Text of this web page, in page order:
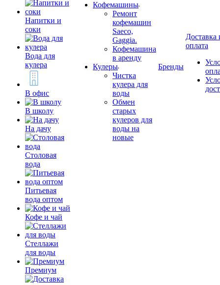
Напитки и
соки
Вода для
кулера
В офис
В школу
На дачу
Столовая
вода
Питьевая
вода оптом
Кофе и чай
Стеллажи
для воды
Премиум
Кофемашины
Ремонт
кофемашин
Saeco,
Gaggia.
Кофемашина
в аренду
Кулеры
Чистка
кулера для
воды
Обмен
старых
кулеров для
воды на
новые
Бренды
Доставка
оплата